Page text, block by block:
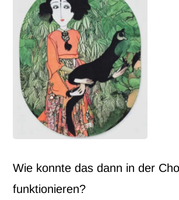
Wie konnte das dann in der
funktionieren?